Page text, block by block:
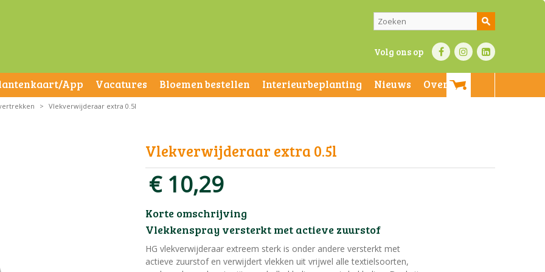
Volg ons op
App Vacatures Bloemen bestellen Interieurbeplanting Nieuws
Over ons
> Vlekverwijderaar extra 0.5l
Vlekverwijderaar extra 0.5l
€ 10,29
Korte omschrijving
Vlekkenspray versterkt met actieve zuurstof
HG vlekverwijderaar extreem sterk is onder andere versterkt met
actieve zuurstof en verwijdert vlekken uit vrijwel alle textielsoorten,